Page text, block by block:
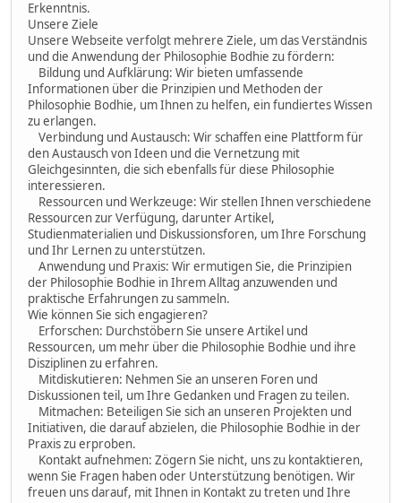
Erkenntnis.
Unsere Ziele
Unsere Webseite verfolgt mehrere Ziele, um das Verständnis
und die Anwendung der Philosophie Bodhie zu fördern:
Bildung und Aufklärung: Wir bieten umfassende
Informationen über die Prinzipien und Methoden der
Philosophie Bodhie, um Ihnen zu helfen, ein fundiertes Wissen
zu erlangen.
Verbindung und Austausch: Wir schaffen eine Plattform für
den Austausch von Ideen und die Vernetzung mit
Gleichgesinnten, die sich ebenfalls für diese Philosophie
interessieren.
Ressourcen und Werkzeuge: Wir stellen Ihnen verschiedene
Ressourcen zur Verfügung, darunter Artikel,
Studienmaterialien und Diskussionsforen, um Ihre Forschung
und Ihr Lernen zu unterstützen.
Anwendung und Praxis: Wir ermutigen Sie, die Prinzipien
der Philosophie Bodhie in Ihrem Alltag anzuwenden und
praktische Erfahrungen zu sammeln.
Wie können Sie sich engagieren?
Erforschen: Durchstöbern Sie unsere Artikel und
Ressourcen, um mehr über die Philosophie Bodhie und ihre
Disziplinen zu erfahren.
Mitdiskutieren: Nehmen Sie an unseren Foren und
Diskussionen teil, um Ihre Gedanken und Fragen zu teilen.
Mitmachen: Beteiligen Sie sich an unseren Projekten und
Initiativen, die darauf abzielen, die Philosophie Bodhie in der
Praxis zu erproben.
Kontakt aufnehmen: Zögern Sie nicht, uns zu kontaktieren,
wenn Sie Fragen haben oder Unterstützung benötigen. Wir
freuen uns darauf, mit Ihnen in Kontakt zu treten und Ihre